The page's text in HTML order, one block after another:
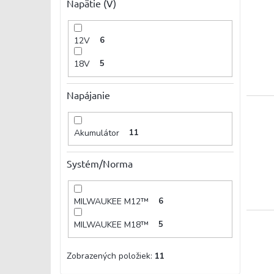
Napätie (V)
12V 6
18V 5
Napájanie
Akumulátor 11
Systém/Norma
MILWAUKEE M12™ 6
MILWAUKEE M18™ 5
Zobrazených položiek: 11